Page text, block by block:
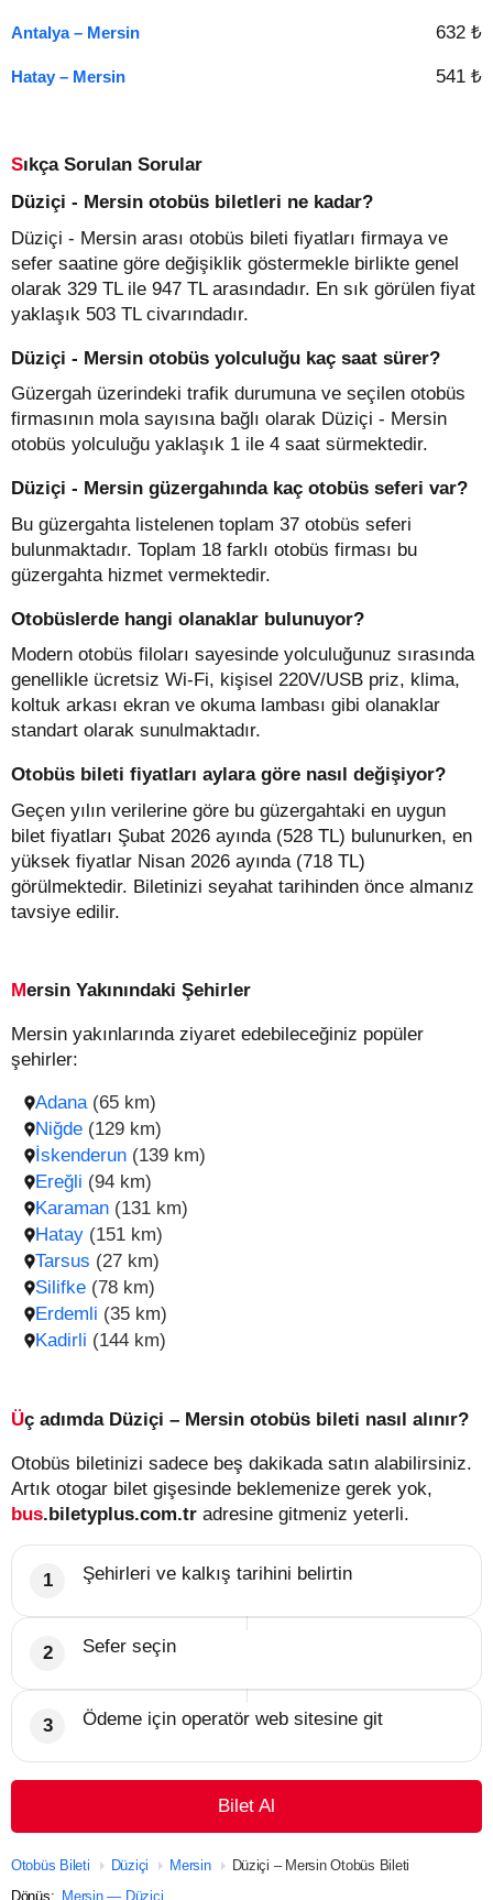
Antalya – Mersin 632 ₺
Hatay – Mersin 541 ₺
Sıkça Sorulan Sorular
Düziçi - Mersin otobüs biletleri ne kadar?
Düziçi - Mersin arası otobüs bileti fiyatları firmaya ve
sefer saatine göre değişiklik göstermekle birlikte genel
olarak 329 TL ile 947 TL arasındadır. En sık görülen fiyat
yaklaşık 503 TL civarındadır.
Düziçi - Mersin otobüs yolculuğu kaç saat sürer?
Güzergah üzerindeki trafik durumuna ve seçilen otobüs
firmasının mola sayısına bağlı olarak Düziçi - Mersin
otobüs yolculuğu yaklaşık 1 ile 4 saat sürmektedir.
Düziçi - Mersin güzergahında kaç otobüs seferi var?
Bu güzergahta listelenen toplam 37 otobüs seferi
bulunmaktadır. Toplam 18 farklı otobüs firması bu
güzergahta hizmet vermektedir.
Otobüslerde hangi olanaklar bulunuyor?
Modern otobüs filoları sayesinde yolculuğunuz sırasında
genellikle ücretsiz Wi-Fi, kişisel 220V/USB priz, klima,
koltuk arkası ekran ve okuma lambası gibi olanaklar
standart olarak sunulmaktadır.
Otobüs bileti fiyatları aylara göre nasıl değişiyor?
Geçen yılın verilerine göre bu güzergahtaki en uygun
bilet fiyatları Şubat 2026 ayında (528 TL) bulunurken, en
yüksek fiyatlar Nisan 2026 ayında (718 TL)
görülmektedir. Biletinizi seyahat tarihinden önce almanız
tavsiye edilir.
Mersin Yakınındaki Şehirler
Mersin yakınlarında ziyaret edebileceğiniz popüler
şehirler:
Adana (65 km)
Hatay (151 km)
Niğde (129 km)
Tarsus (27 km)
İskenderun (139 km)
Silifke (78 km)
Ereğli (94 km)
Erdemli (35 km)
Karaman (131 km)
Kadirli (144 km)
Üç adımda Düziçi – Mersin otobüs bileti nasıl alınır?
Otobüs biletinizi sadece beş dakikada satın alabilirsiniz.
Artık otogar bilet gişesinde beklemenize gerek yok,
bus.biletyplus.com.tr adresine gitmeniz yeterli.
Şehirleri ve kalkış tarihini belirtin
Sefer seçin
Ödeme için operatör web sitesine git
Bilet Al
Otobüs Bileti Düziçi Mersin
Düziçi – Mersin Otobüs Bileti
Dönüş: Mersin — Düziçi